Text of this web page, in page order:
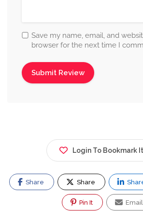
Save my name, email, and
browser for the next time I
Login To Bookmark
Share Share
Pin It Email